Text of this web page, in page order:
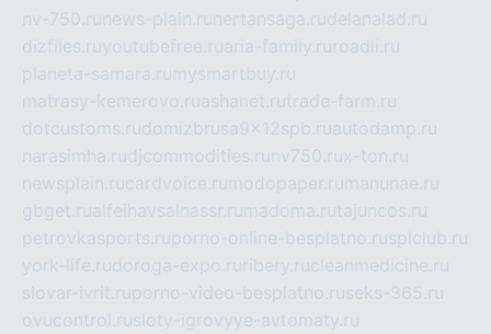
nv-750.ru news-plain.ru nertansaga.rudelanalad.ru
dizfiles.ruyoutubefree.ruaria-family.ru roadli.ru
planeta-samara.ru mysmartbuy.ru
matrasy-kemerovo.ruashanet.rutrade-farm.ru
dotcustoms.rudomizbrusa9x12spb.ruautodamp.ru
narasimha.rudjcommodities.ru nv750.rux-ton.ru
newsplain.rucardvoice.ru modopaper.ru manunae.ru
gbget.rualfeihavsalnassr.ru madoma.rutajuncos.ru
petrovkasports.ruporno-online-besplatno.rusplclub.ru
york-life.rudoroga-expo.ru ribery.rucleanmedicine.ru
slovar-ivrit.ruporno-video-besplatno.ruseks-365.ru
ovucontrol.rusloty-igrovyye-avtomaty.ru